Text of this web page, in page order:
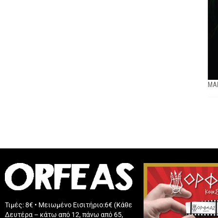
Τιμές: 8€ • Μειωμένο Εισιτήριο:6€ (Κάθε
Δευτέρα – κάτω από 12, πάνω από 65,